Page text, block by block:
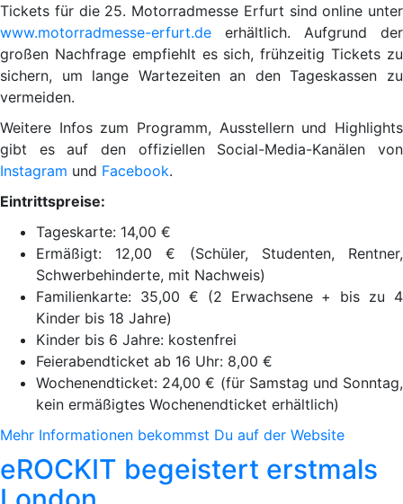
Tickets für die 25. Motorradmesse Erfurt sind online unter
www.motorradmesse-erfurt.de erhältlich. Aufgrund der
großen Nachfrage empfiehlt es sich, frühzeitig Tickets zu
sichern, um lange Wartezeiten an den Tageskassen zu
vermeiden.
Weitere Infos zum Programm, Ausstellern und Highlights
gibt es auf den offiziellen Social-Media-Kanälen von
Instagram und Facebook.
Eintrittspreise:
Tageskarte: 14,00 €
Ermäßigt: 12,00 € (Schüler, Studenten, Rentner,
Schwerbehinderte, mit Nachweis)
Familienkarte: 35,00 € (2 Erwachsene + bis zu 4
Kinder bis 18 Jahre)
Kinder bis 6 Jahre: kostenfrei
Feierabendticket ab 16 Uhr: 8,00 €
Wochenendticket: 24,00 € (für Samstag und Sonntag,
kein ermäßigtes Wochenendticket erhältlich)
Mehr Informationen bekommst Du auf der Website
eROCKIT begeistert erstmals